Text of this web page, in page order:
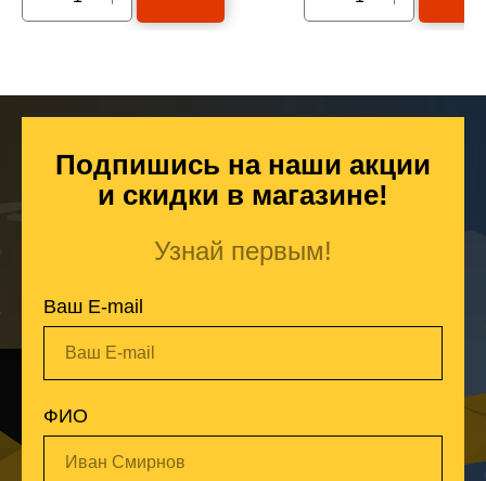
Подпишись на наши акции
и скидки в магазине!
Узнай первым!
Ваш E-mail
Ваш E-mail
ФИО
Иван Смирнов